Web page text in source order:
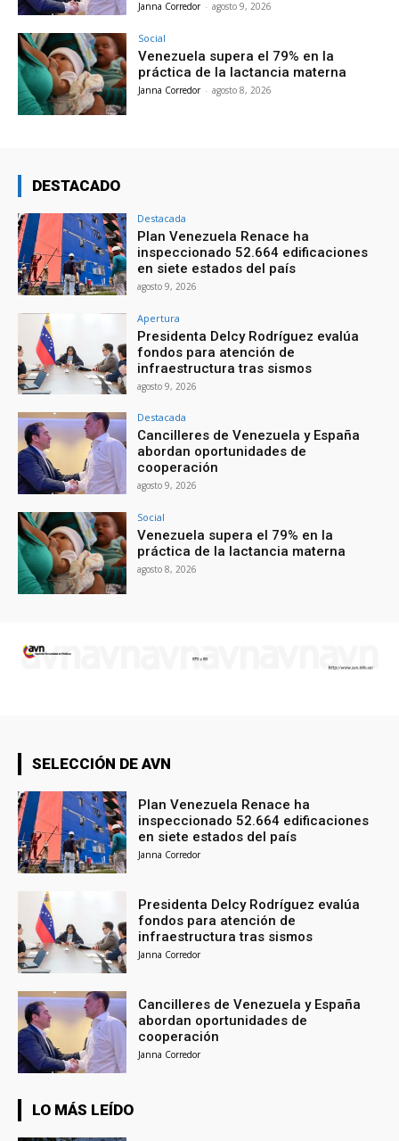
Janna Corredor - agosto 9, 2026
Social
Venezuela supera el 79% en la
práctica de la lactancia materna
Janna Corredor - agosto 8, 2026
DESTACADO
Destacada
Plan Venezuela Renace ha
inspeccionado 52.664 edificaciones
en siete estados del país
agosto 9, 2026
Apertura
Presidenta Delcy Rodríguez evalúa
fondos para atención de
infraestructura tras sismos
agosto 9, 2026
Destacada
Cancilleres de Venezuela y España
abordan oportunidades de
cooperación
agosto 9, 2026
Social
Venezuela supera el 79% en la
práctica de la lactancia materna
agosto 8, 2026
SELECCIÓN DE AVN
Plan Venezuela Renace ha
inspeccionado 52.664 edificaciones
en siete estados del país
Janna Corredor
Presidenta Delcy Rodríguez evalúa
fondos para atención de
infraestructura tras sismos
Janna Corredor
Cancilleres de Venezuela y España
abordan oportunidades de
cooperación
Janna Corredor
LO MÁS LEÍDO